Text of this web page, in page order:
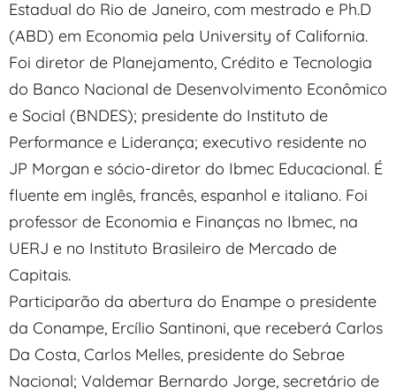
Estadual do Rio de Janeiro, com mestrado e Ph.D
(ABD) em Economia pela University of California.
Foi diretor de Planejamento, Crédito e Tecnologia
do Banco Nacional de Desenvolvimento Econômico
e Social (BNDES); presidente do Instituto de
Performance e Liderança; executivo residente no
JP Morgan e sócio-diretor do Ibmec Educacional. É
fluente em inglês, francês, espanhol e italiano. Foi
professor de Economia e Finanças no Ibmec, na
UERJ e no Instituto Brasileiro de Mercado de
Capitais.
Participarão da abertura do Enampe o presidente
da Conampe, Ercílio Santinoni, que receberá Carlos
Da Costa, Carlos Melles, presidente do Sebrae
Nacional; Valdemar Bernardo Jorge, secretário de